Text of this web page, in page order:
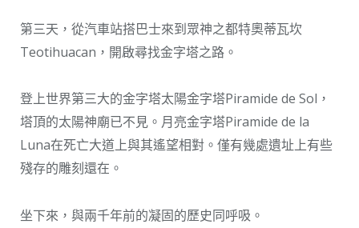
第三天，從汽車站搭巴士來到眾神之都特奧蒂瓦坎
Teotihuacan，開啟尋找金字塔之路。
登上世界第三大的金字塔太陽金字塔Piramide de Sol，
塔頂的太陽神廟已不見。月亮金字塔Piramide de la
Luna在死亡大道上與其遙望相對。僅有幾處遺址上有些
殘存的雕刻還在。
坐下來，與兩千年前的凝固的歷史同呼吸。